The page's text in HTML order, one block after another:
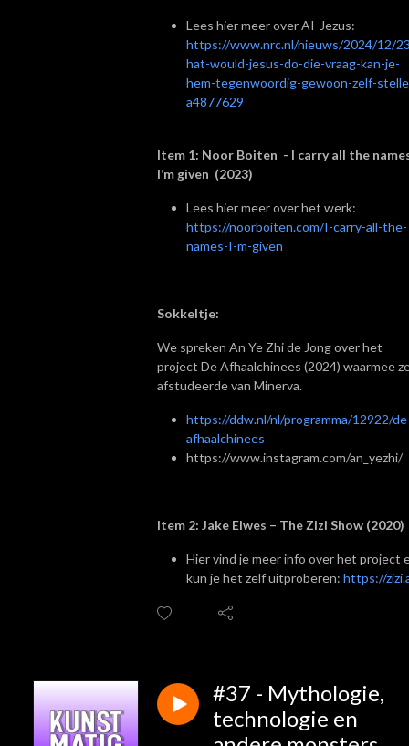
Lees hier meer over AI-Jezus:
https://www.nrc.nl/nieuws/2024/12/
hat-would-jesus-do-die-vraag-kan-je-
hem-tegenwoordig-gewoon-zelf-
a4877629
Item 1: Noor Boiten - I carry all the
I’m given (2023)
Lees hier meer over het werk:
https://noorboiten.com/I-carry-all-the-
names-I-m-given
Sokkeltje:
We spreken An Ye Zhi de Jong over het
project De Afhaalchinees (2024) waarmee
afstudeerde van Minerva.
https://ddw.nl/nl/programma/12922/
afhaalchinees
https://www.instagram.com/an_yezhi/
Item 2: Jake Elwes – The Zizi Show (2020)
Hier vind je meer info over het project
kun je het zelf uitproberen: https://
#37 - Mythologie,
technologie en